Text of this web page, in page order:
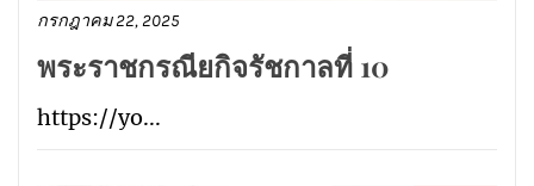
กรกฎาคม 22, 2025
พระราชกรณียกิจรัชกาลที่ 10
https://yo...